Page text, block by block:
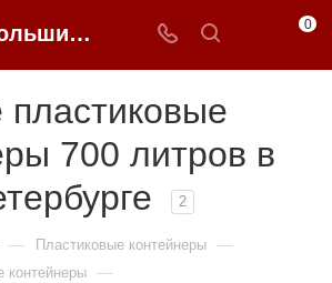
Купить большие пластиковые контейнеры 700 литров в Санкт-Петербурге недорого | 0FFER 0
700 литров в
2
— Пластиковые контейнеры —
контейнеры —